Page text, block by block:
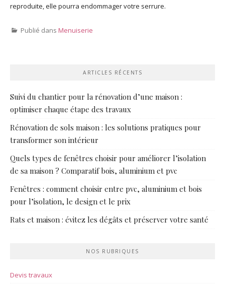
reproduite, elle pourra endommager votre serrure.
Publié dans Menuiserie
ARTICLES RÉCENTS
Suivi du chantier pour la rénovation d’une maison :
optimiser chaque étape des travaux
Rénovation de sols maison : les solutions pratiques pour
transformer son intérieur
Quels types de fenêtres choisir pour améliorer l’isolation
de sa maison ? Comparatif bois, aluminium et pvc
Fenêtres : comment choisir entre pvc, aluminium et bois
pour l’isolation, le design et le prix
Rats et maison : évitez les dégâts et préserver votre santé
NOS RUBRIQUES
Devis travaux